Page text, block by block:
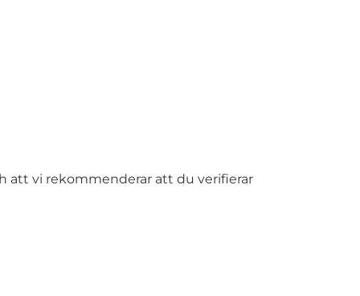
att vi rekommenderar att du verifierar